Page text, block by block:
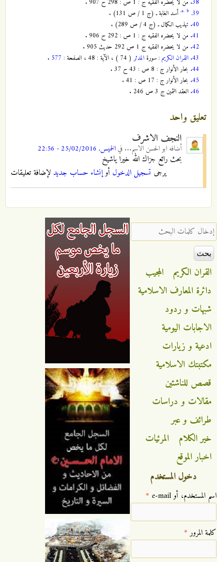
39.
a. b.
أسد الغابة ـ (ج 1 / ص 131) .
40. تهذيب الكمال ـ (ج 4 / ص 289) .
41. من‏ لا يحضره ‏الفقيه ج : 1 ص : 292 ح 906 .
42. من لا يحضره الفقيه ج 1 ص 292 حديث 905 .
43. القران الكريم : سورةالمدثر( 74 ) ، الآية : 48 ، الصفحة : 577
.
44. بحار الأنوار ج : 8 ص : 43 ح 37 .
45. بحار الأنوار ج : 17 ص : 41 .
46. العقد الثمين ج 3 ص 246 .
تعليق واحد
النجف الاشرف
أضافه ابو الحسن الاسم... فيالخميس, 25/02/2016 - 22:56
بحث رائع جزاك الله خيرا ياشيخ
يرجى تسجيل الدخول أوإنشاء حساب جديد لإضافة تعليقات
‏إدخال كلمات البحث ‏
القران الكريم
المجيب
دائرة المعارف الاسلامية
شبهات و ردود
الاجابات اليومية
ادعية و زيارات
مكتبتك الاسلامية
قصص للناشئين
مقالات و دراسات
طرائف و عبر
خير الكلام
المرئيات
اخبار الموقع
دخول المستخدم
‏اسم المستخدم، أو e-mail ‏ *
‏كلمة المرور ‏*